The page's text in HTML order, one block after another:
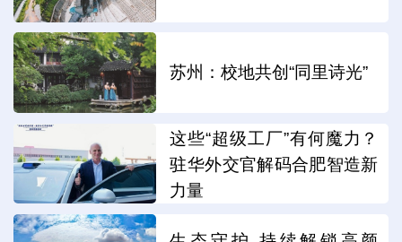
苏州：校地共创“同里诗光”
这些“超级工厂”有何魔力？
驻华外交官解码合肥智造新
力量